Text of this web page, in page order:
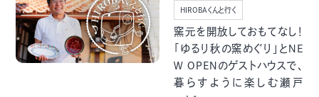
体験
HIROBAくんと行く
窯元を開放しておもてなし！
「ゆるり秋の窯めぐり」とＮＥ
Ｗ ＯＰＥＮのゲストハウスで、
暮らすように楽しむ瀬戸